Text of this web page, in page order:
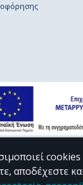
αποδέχεστε